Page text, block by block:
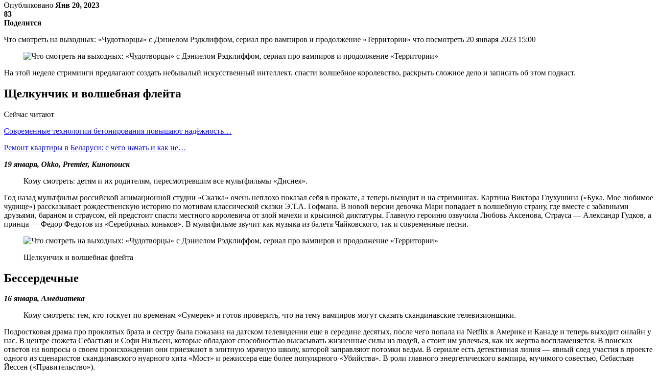
Опубликовано Янв 20, 2023
83
Поделится
Что смотреть на выходных: «Чудотворцы» с Дэниелом Рэдклиффом, сериал про вампиров и продолжение «Территории» что посмотреть 20 января 2023 15:00
На этой неделе стриминги предлагают создать небывалый искусственный интеллект, спасти волшебное королевство, раскрыть сложное дело и записать об этом подкаст.
Щелкунчик и волшебная флейта
Сейчас читают
Современные технологии бетонирования повышают надёжность…
Ремонт квартиры в Беларуси: с чего начать и как не…
19 января, Okko, Premier, Кинопоиск
Кому смотреть: детям и их родителям, пересмотревшим все мультфильмы «Диснея».
Год назад мультфильм российской анимационной студии «Сказка» очень неплохо показал себя в прокате, а теперь выходит и на стримингах. Картина Виктора Глухушина («Бука. Мое любимое
чудище») рассказывает рождественскую историю по мотивам классической сказки Э.Т.А. Гофмана. В новой версии девочка Мари попадает в волшебную страну, где вместе с забавными
друзьями, бараном и страусом, ей предстоит спасти местного королевича от злой мачехи и крысиной диктатуры. Главную героиню озвучила Любовь Аксенова, Страуса — Александр Гудков, а
принца — Федор Федотов из «Серебряных коньков». В мультфильме звучит как музыка из балета Чайковского, так и современные песни.
Щелкунчик и волшебная флейта
Бессердечные
16 января, Амедиатека
Кому смотреть: тем, кто тоскует по временам «Сумерек» и готов проверить, что на тему вампиров могут сказать скандинавские телевизионщики.
Подростковая драма про проклятых брата и сестру была показана на датском телевидении еще в середине десятых, после чего попала на Netflix в Америке и Канаде и теперь выходит онлайн у
нас. В центре сюжета Себастьян и Софи Нильсен, которые обладают способностью высасывать жизненные силы из людей, а стоит им увлечься, как их жертва воспламеняется. В поисках
ответов на вопросы о своем происхождении они приезжают в элитную мрачную школу, которой заправляют потомки ведьм. В сериале есть детективная линия — явный след участия в проекте
одного из сценаристов скандинавского нуарного хита «Мост» и режиссера еще более популярного «Убийства». В роли главного энергетического вампира, мучимого совестью, Себастьян
Йессен («Правительство»).